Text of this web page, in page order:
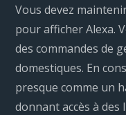
Vous devez
pour afficher Alexa.
des commandes de
domestiques. En
presque comme un
donnant accès à des